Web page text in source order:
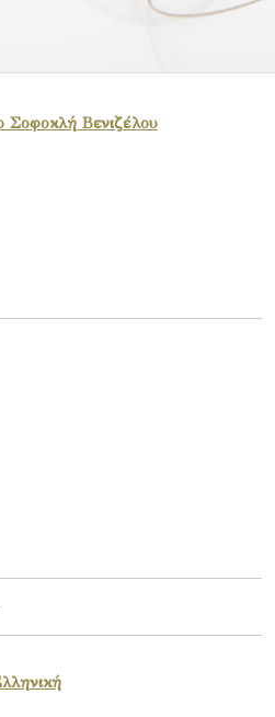
Σοφοκλή Βενιζέλου